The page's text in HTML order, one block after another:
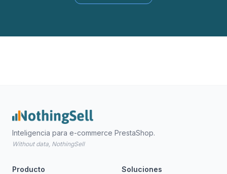
Inteligencia para e-commerce PrestaShop.
Without data, NothingSell
Producto
Soluciones